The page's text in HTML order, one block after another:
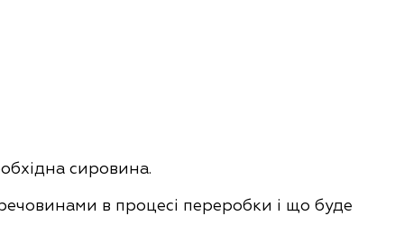
сировина.
в процесі переробки і що буде